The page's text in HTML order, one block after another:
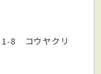
1-8 コウヤクリ